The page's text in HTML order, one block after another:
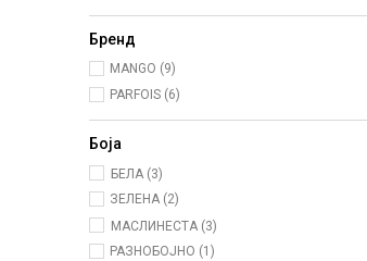
Бренд
MANGO (9)
PARFOIS (6)
Боја
БЕЛА (3)
ЗЕЛЕНА (2)
МАСЛИНЕСТА (3)
РАЗНОБОЈНО (1)